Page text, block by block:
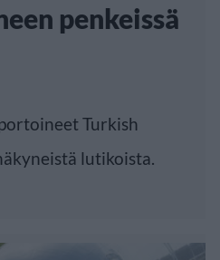
penkeissä
Turkish
lutikoista.